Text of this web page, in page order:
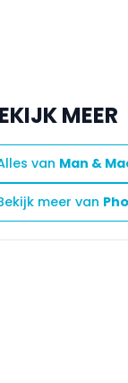
MEER
van Man &
meer van